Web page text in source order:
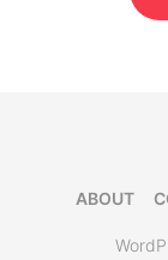
ABOUT